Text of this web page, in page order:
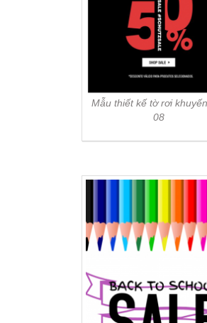
Mẫu thiết kế tờ rơi
08